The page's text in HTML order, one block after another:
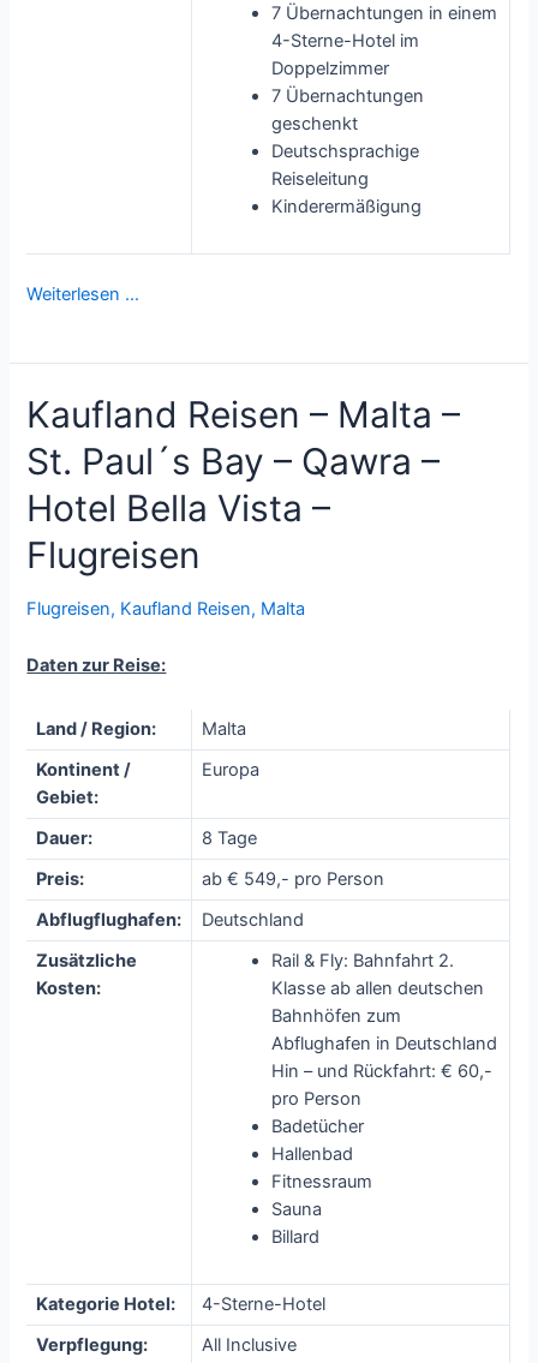
7 Übernachtungen in einem
4-Sterne-Hotel im
Doppelzimmer
7 Übernachtungen
geschenkt
Deutschsprachige
Reiseleitung
Kinderermäßigung
Weiterlesen …
Kaufland Reisen – Malta –
St. Paul´s Bay – Qawra –
Hotel Bella Vista –
Flugreisen
Flugreisen, Kaufland Reisen, Malta
Daten zur Reise:
Land / Region:
Malta
Kontinent /
Gebiet:
Europa
Dauer:
8 Tage
Preis:
ab € 549,- pro Person
Abflugflughafen:
Deutschland
Zusätzliche
Kosten:
Rail & Fly: Bahnfahrt 2.
Klasse ab allen deutschen
Bahnhöfen zum
Abflughafen in Deutschland
Hin – und Rückfahrt: € 60,-
pro Person
Badetücher
Hallenbad
Fitnessraum
Sauna
Billard
Kategorie Hotel:
4-Sterne-Hotel
Verpflegung:
All Inclusive